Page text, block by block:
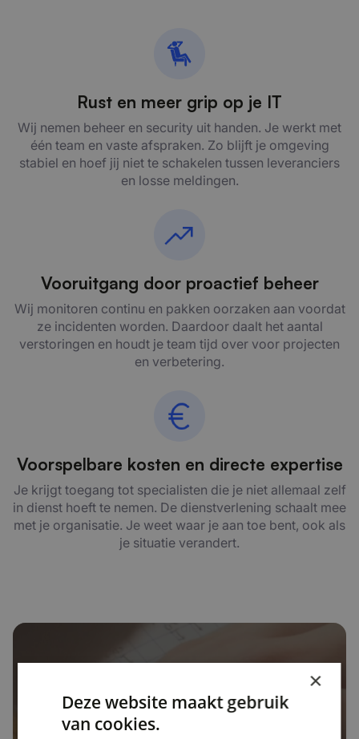
Rust en meer grip op je IT
Wij nemen beheer en security uit handen. Je werkt met
één team en vaste afspraken. Zo blijft je omgeving
stabiel en hoef jij niet te schakelen tussen leveranciers
en losse meldingen.
Vooruitgang door proactief beheer
Wij monitoren continu en pakken oorzaken aan voordat
ze incidenten worden. Daardoor daalt het aantal
verstoringen en houdt je team tijd over voor projecten
en verbetering.
Voorspelbare kosten en directe expertise
Je krijgt toegang tot specialisten die je niet allemaal zelf
in dienst hoeft te nemen. De dienstverlening schaalt mee
met je organisatie. Je weet waar je aan toe bent, ook als
je situatie verandert.
×
Deze website maakt gebruik
van cookies.